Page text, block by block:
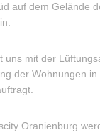
auf dem Gelände
uns mit der
der Wohnungen in
Oranienburg